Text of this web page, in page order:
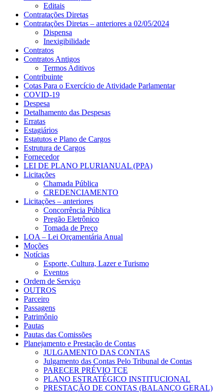
Editais
Contratações Diretas
Contratações Diretas – anteriores a 02/05/2024
Dispensa
Inexigibilidade
Contratos
Contratos Antigos
Termos Aditivos
Contribuinte
Cotas Para o Exercício de Atividade Parlamentar
COVID-19
Despesa
Detalhamento das Despesas
Erratas
Estagiários
Estatutos e Plano de Cargos
Estrutura de Cargos
Fornecedor
LEI DE PLANO PLURIANUAL (PPA)
Licitações
Chamada Pública
CREDENCIAMENTO
Licitações – anteriores
Concorrência Pública
Pregão Eletrônico
Tomada de Preço
LOA – Lei Orçamentária Anual
Moções
Notícias
Esporte, Cultura, Lazer e Turismo
Eventos
Ordem de Serviço
OUTROS
Parceiro
Passagens
Patrimônio
Pautas
Pautas das Comissões
Planejamento e Prestação de Contas
JULGAMENTO DAS CONTAS
Julgamento das Contas Pelo Tribunal de Contas
PARECER PRÉVIO TCE
PLANO ESTRATÉGICO INSTITUCIONAL
PRESTAÇÃO DE CONTAS (BALANÇO GERAL)